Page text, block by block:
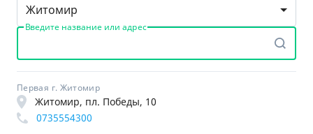
Житомир
Введите название или адрес
Первая г. Житомир
Житомир, пл. Победы, 10
0735554300